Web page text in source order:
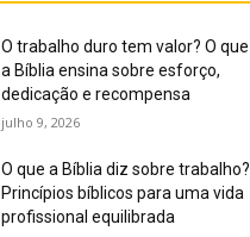
O trabalho duro tem valor? O que
a Bíblia ensina sobre esforço,
dedicação e recompensa
julho 9, 2026
O que a Bíblia diz sobre trabalho?
Princípios bíblicos para uma vida
profissional equilibrada